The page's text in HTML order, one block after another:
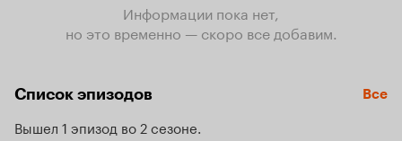
Информации пока нет,
но это временно — скоро все добавим.
Список эпизодов Все
Вышел 1 эпизод во 2 сезоне